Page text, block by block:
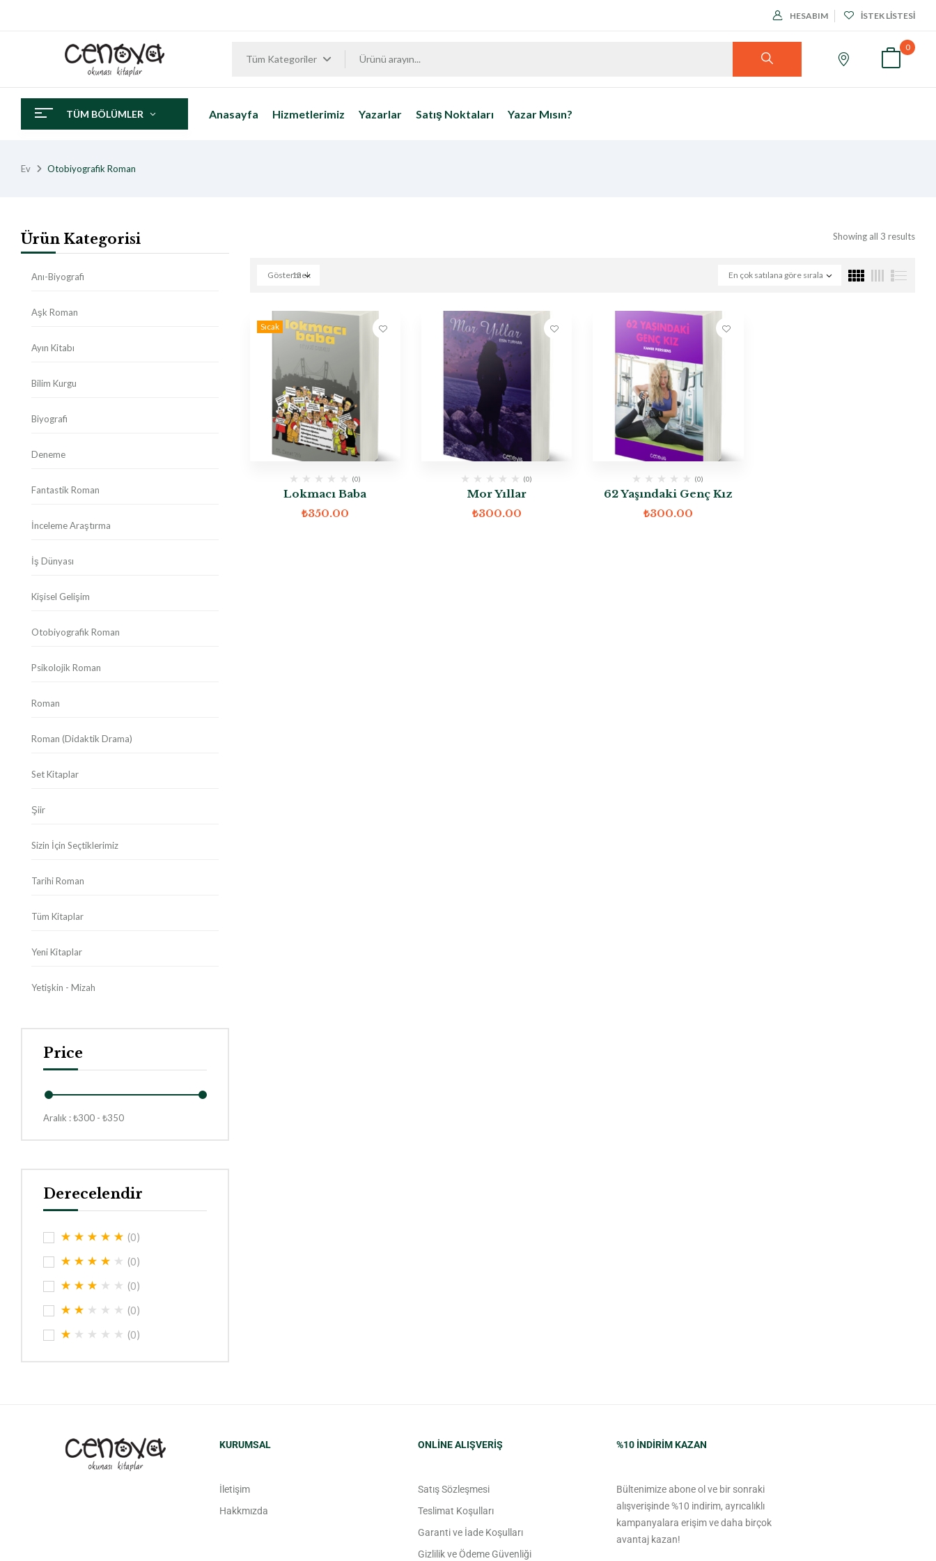
HESABIM İSTEK LISTESI
Tüm Kategoriler
0
TÜM BÖLÜMLER Anasayfa Hizmetlerimiz Yazarlar Satış Noktaları Yazar Mısın?
Ev Otobiyografik Roman
Ürün Kategorisi
Anı-Biyografi
Aşk Roman
Ayın Kitabı
Bilim Kurgu
Biyografi
Deneme
Fantastik Roman
İnceleme Araştırma
İş Dünyası
Kişisel Gelişim
Otobiyografik Roman
Psikolojik Roman
Roman
Roman (Didaktik Drama)
Set Kitaplar
Şiir
Sizin İçin Seçtiklerimiz
Tarihi Roman
Tüm Kitaplar
Yeni Kitaplar
Yetişkin - Mizah
Price
Aralık :₺300 - ₺350
Derecelendir
(0)
(0)
(0)
(0)
(0)
Showing all 3 results
En çok satılana göre sırala
Göstermek
12
Sıcak
(0)
Lokmacı Baba
₺350.00
(0)
Mor Yıllar
₺300.00
(0)
62 Yaşındaki Genç Kız
₺300.00
KURUMSAL
İletişim
Hakkmızda
ONLINE ALIŞVERIŞ
Satış Sözleşmesi
Teslimat Koşulları
Garanti ve İade Koşulları
Gizlilik ve Ödeme Güvenliği
%10 INDIRIM KAZAN
Bültenimize abone ol ve bir sonraki
alışverişinde %10 indirim, ayrıcalıklı
kampanyalara erişim ve daha birçok
avantaj kazan!